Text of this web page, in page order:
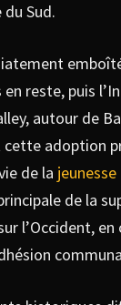
Sud.
reste, puis
autour de
adoption
de la jeunesse
de la
l’Occident,